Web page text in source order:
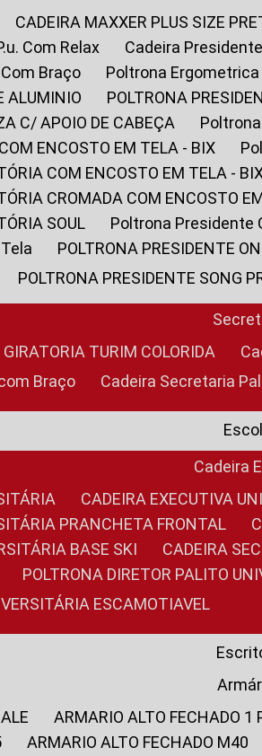
CADEIRA MAXXER PLUS SIZE
Com Relax
Cadeira
Braço
Poltrona
ALUMINIO
POLTRONA
C/ APOIO DE CABEÇA
ENCOSTO EM TELA - BIX
COM ENCOSTO EM TELA -
CROMADA COM ENCOSTO
SOUL
Poltrona
POLTRONA PRESIDENTE
POLTRONA PRESIDENTE SONG
GIRATORIA TURIM COLORIDA
Braço
Cadeira Secretaria
Cadeira
CADEIRA EXECUTIVA
PRANCHETA FRONTAL
BASE SKI
CADEIRA
POLTRONA DIRETOR PALITO
ESCAMOTIAVEL
ARMARIO ALTO FECHADO
ARMARIO ALTO FECHADO M40